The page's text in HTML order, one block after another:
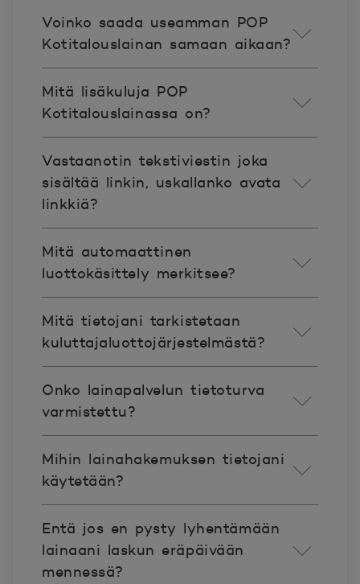
Voinko saada useamman POP
Kotitalouslainan samaan aikaan?
Mitä lisäkuluja POP
Kotitalouslainassa on?
Vastaanotin tekstiviestin joka
sisältää linkin, uskallanko avata
linkkiä?
Mitä automaattinen
luottokäsittely merkitsee?
Mitä tietojani tarkistetaan
kuluttajaluottojärjestelmästä?
Onko lainapalvelun tietoturva
varmistettu?
Mihin lainahakemuksen tietojani
käytetään?
Entä jos en pysty lyhentämään
lainaani laskun eräpäivään
mennessä?